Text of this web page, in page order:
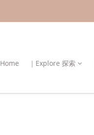
Home ｜Explore 探索